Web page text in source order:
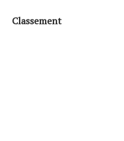
Classement